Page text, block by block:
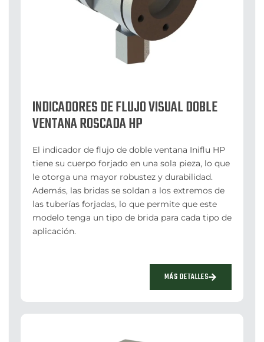
INDICADORES DE FLUJO VISUAL DOBLE
VENTANA ROSCADA HP
El indicador de flujo de doble ventana Iniflu HP
tiene su cuerpo forjado en una sola pieza, lo que
le otorga una mayor robustez y durabilidad.
Además, las bridas se soldan a los extremos de
las tuberías forjadas, lo que permite que este
modelo tenga un tipo de brida para cada tipo de
aplicación.
MÁS DETALLES